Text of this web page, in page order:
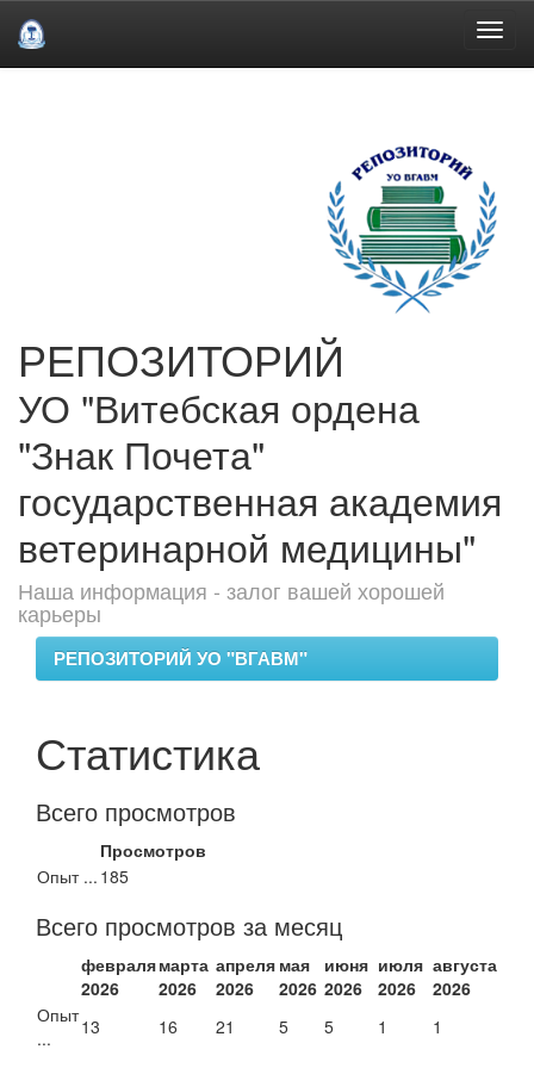
РЕПОЗИТОРИЙ
УО "Витебская ордена
"Знак Почета"
государственная академия
ветеринарной медицины"
Наша информация - залог вашей хорошей
карьеры
РЕПОЗИТОРИЙ УО "ВГАВМ"
Статистика
Всего просмотров
Просмотров
Опыт ... 185
Всего просмотров за месяц
февраля
2026
марта
2026
апреля
2026
мая
2026
июня
2026
июля
2026
августа
2026
Опыт
...
13 16 21 5 5 1 1